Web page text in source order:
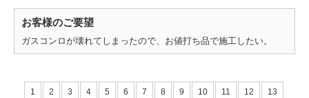
お客様のご要望
ガスコンロが壊れてしまったので、お値打ち品で施工したい。
1 2 3 4 5 6 7 8 9 10 11 12 13